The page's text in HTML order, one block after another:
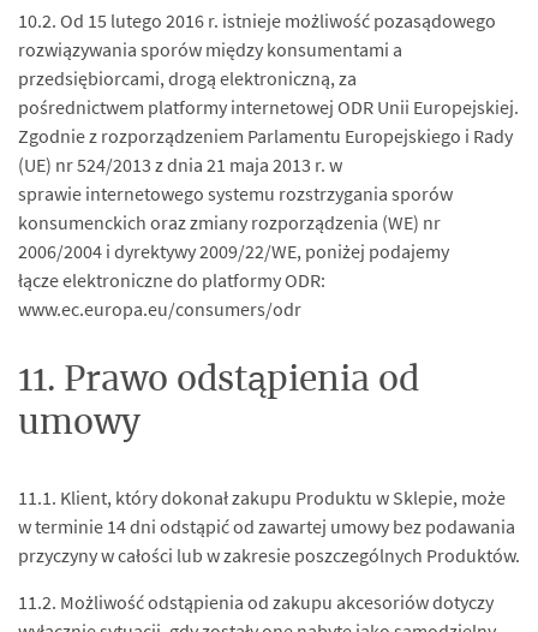
10.2. Od 15 lutego 2016 r. istnieje możliwość pozasądowego
rozwiązywania sporów między konsumentami a
przedsiębiorcami, drogą elektroniczną, za
pośrednictwem platformy internetowej ODR Unii Europejskiej.
Zgodnie z rozporządzeniem Parlamentu Europejskiego i Rady
(UE) nr 524/2013 z dnia 21 maja 2013 r. w
sprawie internetowego systemu rozstrzygania sporów
konsumenckich oraz zmiany rozporządzenia (WE) nr
2006/2004 i dyrektywy 2009/22/WE, poniżej podajemy
łącze elektroniczne do platformy ODR:
www.ec.europa.eu/consumers/odr
11. Prawo odstąpienia od
umowy
11.1. Klient, który dokonał zakupu Produktu w Sklepie, może
w terminie 14 dni odstąpić od zawartej umowy bez podawania
przyczyny w całości lub w zakresie poszczególnych Produktów.
11.2. Możliwość odstąpienia od zakupu akcesoriów dotyczy